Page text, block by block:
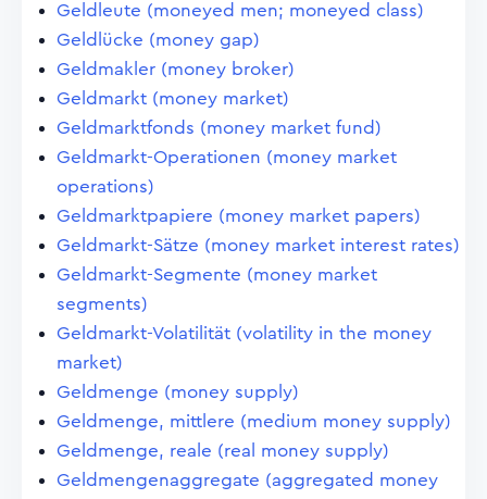
Geldleute (moneyed men; moneyed class)
Geldlücke (money gap)
Geldmakler (money broker)
Geldmarkt (money market)
Geldmarktfonds (money market fund)
Geldmarkt-Operationen (money market
operations)
Geldmarktpapiere (money market papers)
Geldmarkt-Sätze (money market interest rates)
Geldmarkt-Segmente (money market
segments)
Geldmarkt-Volatilität (volatility in the money
market)
Geldmenge (money supply)
Geldmenge, mittlere (medium money supply)
Geldmenge, reale (real money supply)
Geldmengenaggregate (aggregated money